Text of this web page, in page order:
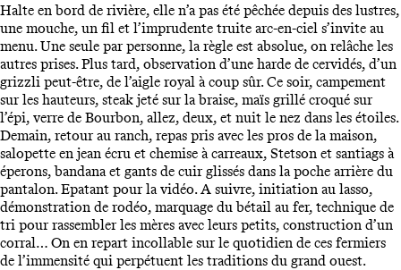
Halte en bord de rivière, elle n’a pas été pêchée depuis des lustres,
une mouche, un fil et l’imprudente truite arc-en-ciel s’invite au
menu. Une seule par personne, la règle est absolue, on relâche les
autres prises. Plus tard, observation d’une harde de cervidés, d’un
grizzli peut-être, de l’aigle royal à coup sûr. Ce soir, campement
sur les hauteurs, steak jeté sur la braise, maïs grillé croqué sur
l’épi, verre de Bourbon, allez, deux, et nuit le nez dans les étoiles.
Demain, retour au ranch, repas pris avec les pros de la maison,
salopette en jean écru et chemise à carreaux, Stetson et santiags à
éperons, bandana et gants de cuir glissés dans la poche arrière du
pantalon. Epatant pour la vidéo. A suivre, initiation au lasso,
démonstration de rodéo, marquage du bétail au fer, technique de
tri pour rassembler les mères avec leurs petits, construction d’un
corral… On en repart incollable sur le quotidien de ces fermiers
de l’immensité qui perpétuent les traditions du grand ouest.